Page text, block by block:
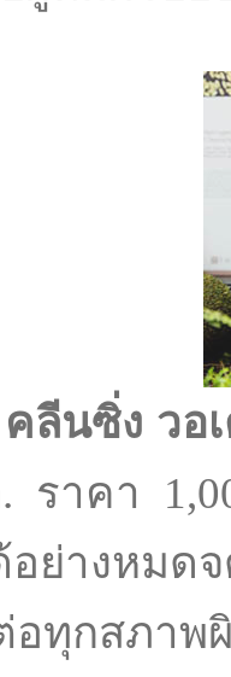
ลีนซิ่ง วอ
ราคา
ด้อย่างหม
ทุกสภาพ